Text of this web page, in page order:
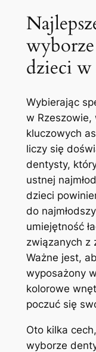
dzieci w
Wybierając
w
kluczowych
liczy się
dentysty,
ustnej
dzieci
do
umiejętność
związanych z
Ważne jest,
wyposażony
kolorowe
poczuć się
Oto kilka
wyborze